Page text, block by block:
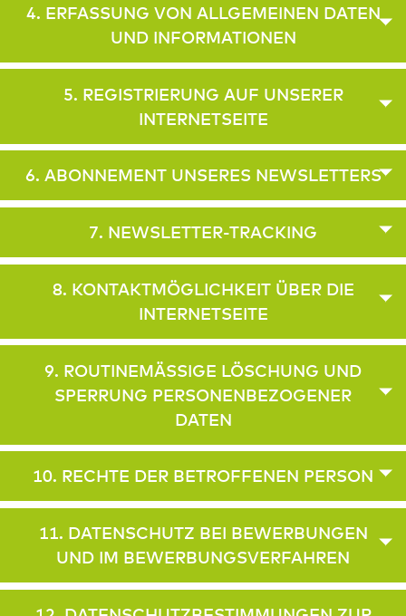
4. ERFASSUNG VON ALLGEMEINEN DATEN
UND INFORMATIONEN
5. REGISTRIERUNG AUF UNSERER
INTERNETSEITE
6. ABONNEMENT UNSERES NEWSLETTERS
7. NEWSLETTER-TRACKING
8. KONTAKTMÖGLICHKEIT ÜBER DIE
INTERNETSEITE
9. ROUTINEMÄSSIGE LÖSCHUNG UND S
PERRUNG PERSONENBEZOGENER D
ATEN
10. RECHTE DER BETROFFENEN PERSON
11. DATENSCHUTZ BEI BEWERBUNGEN
UND IM BEWERBUNGSVERFAHREN